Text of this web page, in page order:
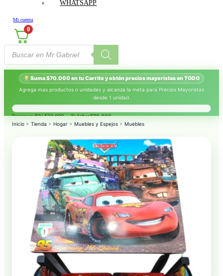
WHATSAPP
Mi cuenta
0
Búsqueda
productos
Suma $70.000 en tu Carrito y obtén precios mayoristas en TODO
Agrega mas productos o unidades y alcanza la meta para Precios Mayoristas
desde 1 unidad.
Progreso:$0/ $70.000 — Te faltan$70.000.
Inicio > Tienda > Hogar > Muebles y Espejos > Muebles